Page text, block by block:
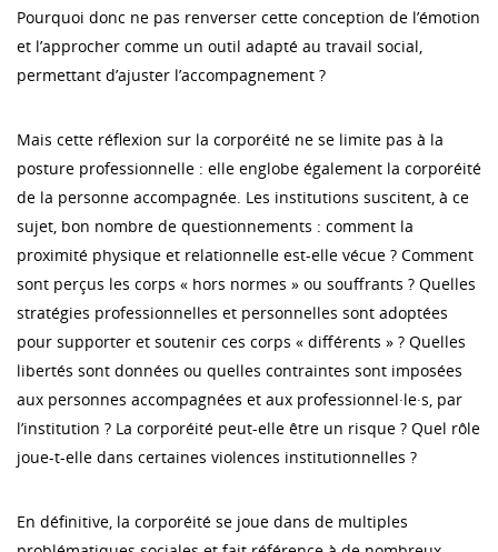
Pourquoi donc ne pas renverser cette conception de l’émotion
et l’approcher comme un outil adapté au travail social,
permettant d’ajuster l’accompagnement ?
Mais cette réflexion sur la corporéité ne se limite pas à la
posture professionnelle : elle englobe également la corporéité
de la personne accompagnée. Les institutions suscitent, à ce
sujet, bon nombre de questionnements : comment la
proximité physique et relationnelle est-elle vécue ? Comment
sont perçus les corps « hors normes » ou souffrants ? Quelles
stratégies professionnelles et personnelles sont adoptées
pour supporter et soutenir ces corps « différents » ? Quelles
libertés sont données ou quelles contraintes sont imposées
aux personnes accompagnées et aux professionnel·le·s, par
l’institution ? La corporéité peut-elle être un risque ? Quel rôle
joue-t-elle dans certaines violences institutionnelles ?
En définitive, la corporéité se joue dans de multiples